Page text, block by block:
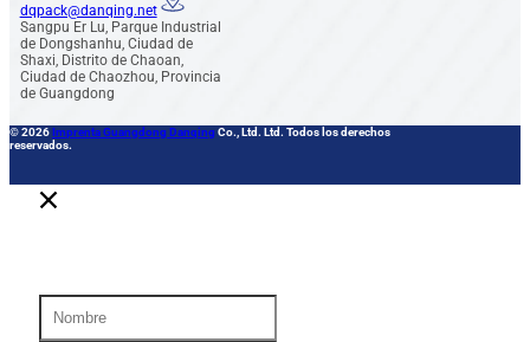
dqpack@danqing.net
Sangpu Er Lu, Parque Industrial
de Dongshanhu, Ciudad de
Shaxi, Distrito de Chaoan,
Ciudad de Chaozhou, Provincia
de Guangdong
© 2026Imprenta Guangdong Danqing Co., Ltd. Ltd. Todos los derechos
reservados.